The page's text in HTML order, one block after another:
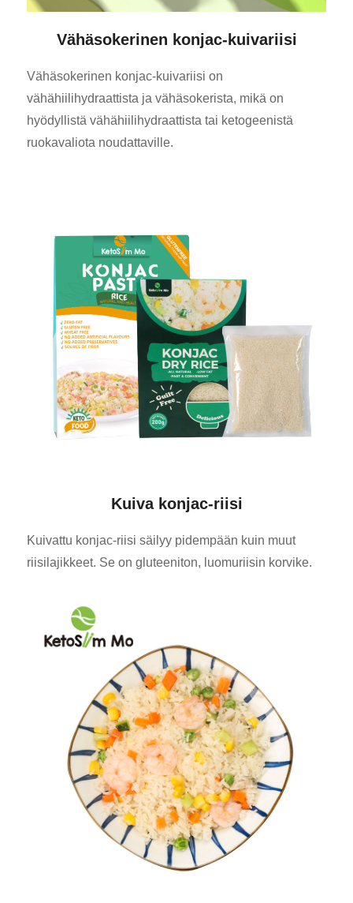
Vähäsokerinen konjac-kuivariisi
Vähäsokerinen konjac-kuivariisi on
vähähiilihydraattista ja vähäsokerista, mikä on
hyödyllistä vähähiilihydraattista tai ketogeenistä
ruokavaliota noudattaville.
Kuiva konjac-riisi
Kuivattu konjac-riisi säilyy pidempään kuin muut
riisilajikkeet. Se on gluteeniton, luomuriisin korvike.